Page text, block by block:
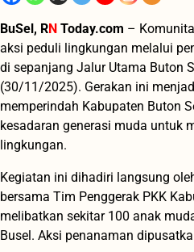
BuSel, RN Today.com –
aksi peduli lingkungan melalui
di sepanjang Jalur Utama Buton
(30/11/2025). Gerakan ini
memperindah Kabupaten Buton
kesadaran generasi muda untuk
lingkungan.
Kegiatan ini dihadiri langsung
bersama Tim Penggerak PKK
melibatkan sekitar 100 anak
Busel. Aksi penanaman